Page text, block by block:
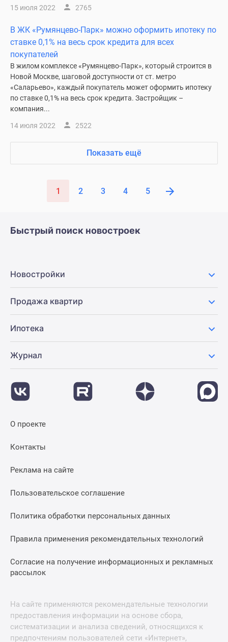
15 июля 2022 2765
В ЖК «Румянцево-Парк» можно оформить ипотеку по
ставке 0,1% на весь срок кредита для всех
покупателей
В жилом комплексе «Румянцево-Парк», который строится в
Новой Москве, шаговой доступности от ст. метро
«Саларьево», каждый покупатель может оформить ипотеку
по ставке 0,1% на весь срок кредита. Застройщик –
компания...
14 июля 2022 2522
Показать ещё
1 2 3 4 5
Быстрый поиск новостроек
Новостройки
Продажа квартир
Ипотека
Журнал
О проекте
Контакты
Реклама на сайте
Пользовательское соглашение
Политика обработки персональных данных
Правила применения рекомендательных технологий
Согласие на получение информационных и рекламных
рассылок
На сайте применяются рекомендательные технологии
предоставления информации на основе сбора,
систематизации и анализа сведений, относящихся к
предпочтениям пользователей сети «Интернет»,